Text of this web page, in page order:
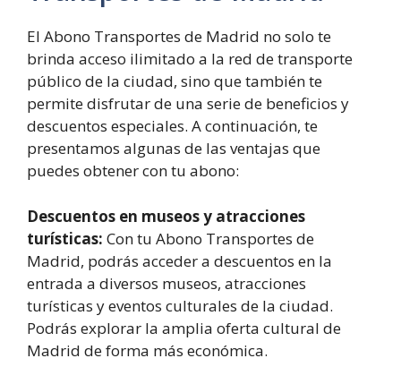
El Abono Transportes de Madrid no solo te
brinda acceso ilimitado a la red de transporte
público de la ciudad, sino que también te
permite disfrutar de una serie de beneficios y
descuentos especiales. A continuación, te
presentamos algunas de las ventajas que
puedes obtener con tu abono:
Descuentos en museos y atracciones
turísticas: Con tu Abono Transportes de
Madrid, podrás acceder a descuentos en la
entrada a diversos museos, atracciones
turísticas y eventos culturales de la ciudad.
Podrás explorar la amplia oferta cultural de
Madrid de forma más económica.